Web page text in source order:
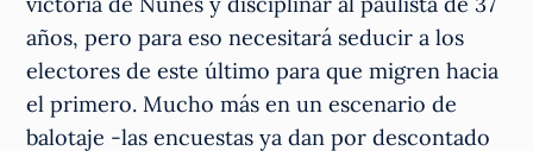
años, pero para eso necesitará seducir a los
electores de este último para que migren hacia
el primero. Mucho más en un escenario de
balotaje -las encuestas ya dan por descontado